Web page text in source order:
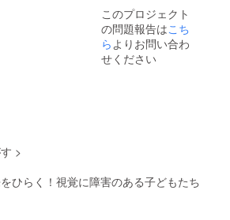
ます
（実施
日は応
相
談）。
欄」に
掲載を
方の
み） ・
展覧会
図録へ
のお名
4.19〜
5.2）
このプロジェクト
の問題報告はこち
ら よりお問い合わ
せください
>
ひらく！視覚に障害のある子どもたち